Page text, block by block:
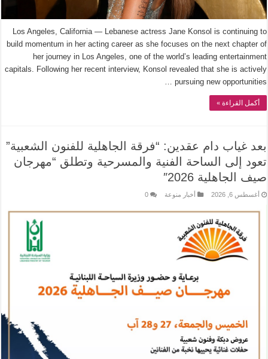
Los Angeles, California — Lebanese actress Jane Konsol is continuing to
build momentum in her acting career as she focuses on the next chapter of
her journey in Los Angeles, one of the world’s leading entertainment
capitals. Following her recent interview, Konsol revealed that she is actively
pursuing new opportunities …
أكمل القراءة »
بعد غياب دام عقدين: “فرقة الجاهلية للفنون الشعبية”
تعود إلى الساحة الفنية والمسرحية وتطلق “مهرجان
صيف الجاهلية 2026″
أغسطس 6, 2026 أخبار منوعة 0